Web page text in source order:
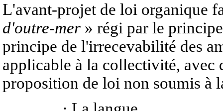
L'avant-projet de loi organique
d'outre-mer » régi par le
principe de l'irrecevabilité des
applicable à la collectivité, avec
proposition de loi non soumis à